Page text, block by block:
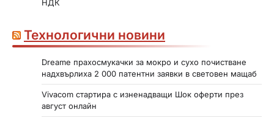
НДК
Технологични новини
Dreame прахосмукачки за мокро и сухо почистване
надхвърлиха 2 000 патентни заявки в световен мащаб
Vivacom стартира с изненадващи Шок оферти през
август онлайн